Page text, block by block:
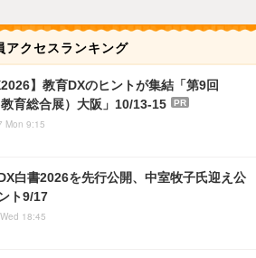
アクセスランキング
】教育DXのヒントが集結「第9回
育総合展）大阪」10/13-15
PR
Mon 9:15
白書2026を先行公開、中室牧子氏迎え公
ト9/17
18:45